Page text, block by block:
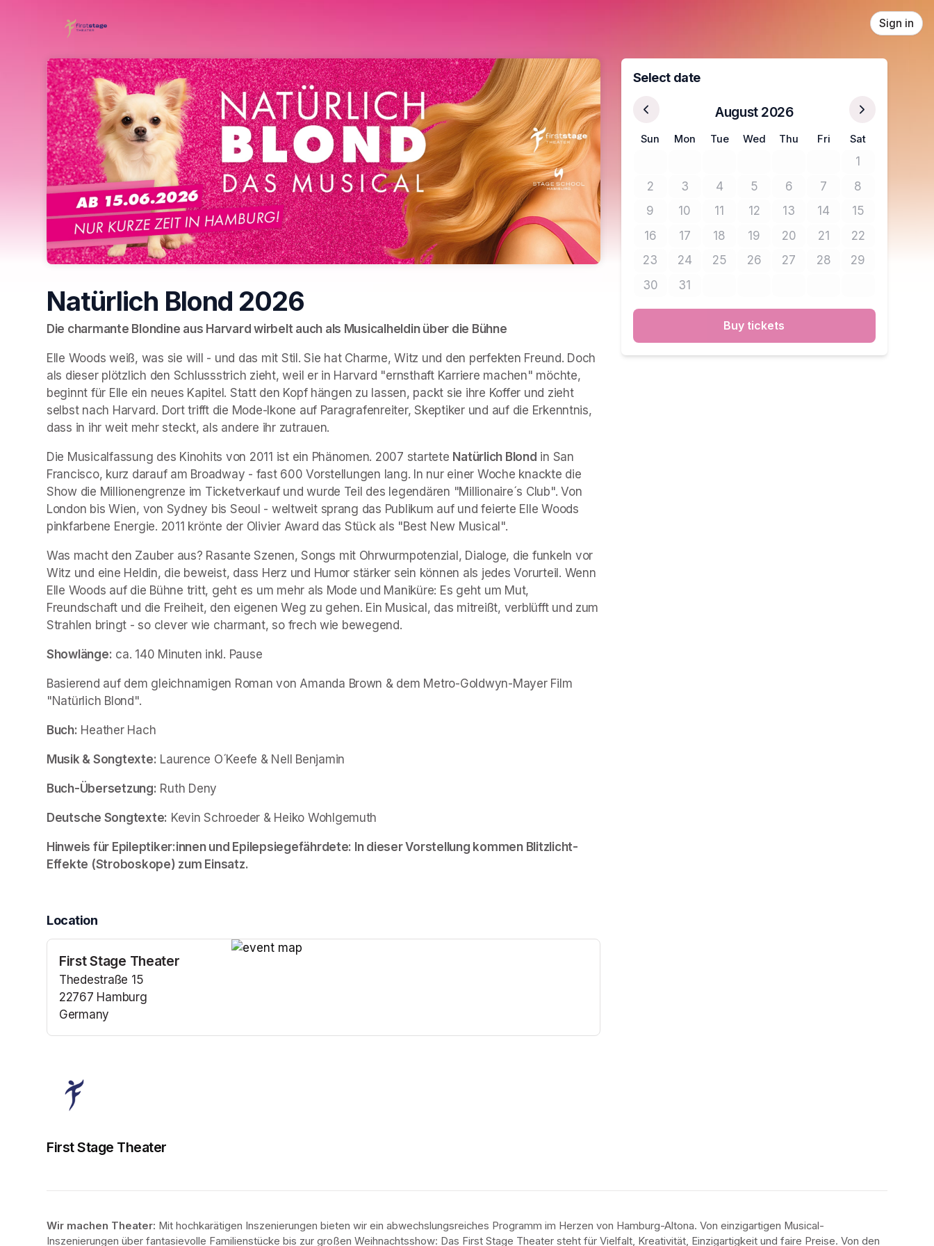
Sign in
Natürlich Blond 2026
Die charmante Blondine aus Harvard wirbelt auch als Musicalheldin über die Bühne
Elle Woods weiß, was sie will - und das mit Stil. Sie hat Charme, Witz und den perfekten Freund. Doch
als dieser plötzlich den Schlussstrich zieht, weil er in Harvard "ernsthaft Karriere machen" möchte,
beginnt für Elle ein neues Kapitel. Statt den Kopf hängen zu lassen, packt sie ihre Koffer und zieht
selbst nach Harvard. Dort trifft die Mode-Ikone auf Paragrafenreiter, Skeptiker und auf die Erkenntnis,
dass in ihr weit mehr steckt, als andere ihr zutrauen.
Die Musicalfassung des Kinohits von 2011 ist ein Phänomen. 2007 startete Natürlich Blond in San
Francisco, kurz darauf am Broadway - fast 600 Vorstellungen lang. In nur einer Woche knackte die
Show die Millionengrenze im Ticketverkauf und wurde Teil des legendären "Millionaire´s Club". Von
London bis Wien, von Sydney bis Seoul - weltweit sprang das Publikum auf und feierte Elle Woods
pinkfarbene Energie. 2011 krönte der Olivier Award das Stück als "Best New Musical".
Was macht den Zauber aus? Rasante Szenen, Songs mit Ohrwurmpotenzial, Dialoge, die funkeln vor
Witz und eine Heldin, die beweist, dass Herz und Humor stärker sein können als jedes Vorurteil. Wenn
Elle Woods auf die Bühne tritt, geht es um mehr als Mode und Maniküre: Es geht um Mut,
Freundschaft und die Freiheit, den eigenen Weg zu gehen. Ein Musical, das mitreißt, verblüfft und zum
Strahlen bringt - so clever wie charmant, so frech wie bewegend.
Showlänge: ca. 140 Minuten inkl. Pause
Basierend auf dem gleichnamigen Roman von Amanda Brown & dem Metro-Goldwyn-Mayer Film
"Natürlich Blond".
Buch: Heather Hach
Musik & Songtexte: Laurence O´Keefe & Nell Benjamin
Buch-Übersetzung: Ruth Deny
Deutsche Songtexte: Kevin Schroeder & Heiko Wohlgemuth
Hinweis für Epileptiker:innen und Epilepsiegefährdete: In dieser Vorstellung kommen Blitzlicht-
Effekte (Stroboskope) zum Einsatz.
Location
First Stage Theater
Thedestraße 15
22767 Hamburg
Germany
(opens in a new tab)
Select date
August 2026
Sun Mon Tue Wed Thu Fri Sat
1No tickets
2No tickets available
3No tickets available
4No tickets available
5No tickets available
6No tickets available
7No tickets available
8No tickets
9No tickets available
10No tickets available
11No tickets available
12No tickets available
13No tickets available
14No tickets available
15No tickets
16No tickets available
17No tickets available
18No tickets available
19No tickets available
20No tickets available
21No tickets available
22No tickets
23No tickets available
24No tickets available
25No tickets available
26No tickets available
27No tickets available
28No tickets available
29No tickets
30No tickets available
31No tickets available
Buy tickets
First Stage Theater
Wir machen Theater: Mit hochkarätigen Inszenierungen bieten wir ein abwechslungsreiches Programm im Herzen von Hamburg-Altona. Von einzigartigen Musical-
Inszenierungen über fantasievolle Familienstücke bis zur großen Weihnachtsshow: Das First Stage Theater steht für Vielfalt, Kreativität, Einzigartigkeit und faire Preise. Von den